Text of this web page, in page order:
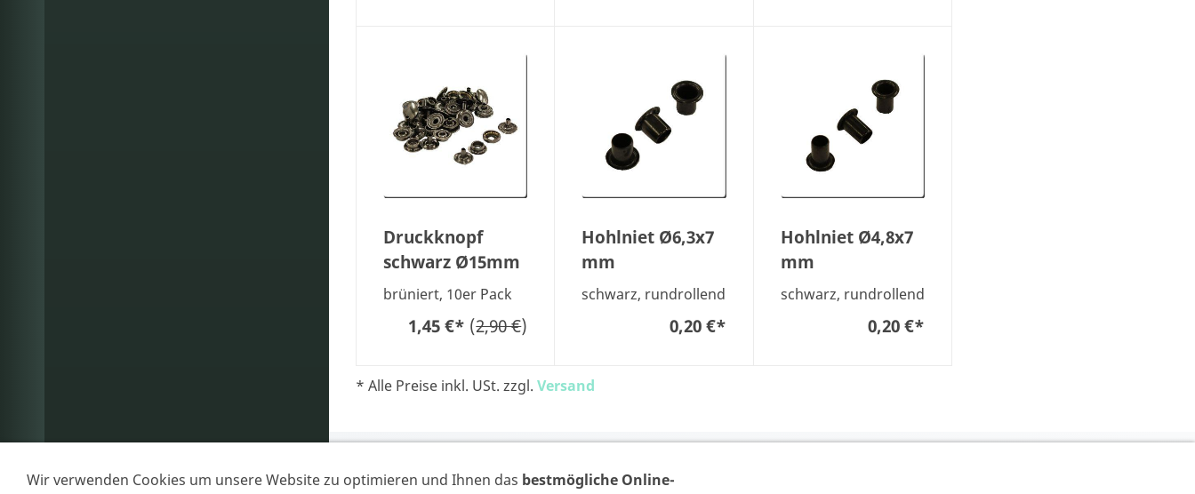
Druckknopf
schwarz Ø15mm
brüniert, 10er Pack
1,45 €* (2,90 €)
Hohlniet Ø6,3x7
mm
schwarz, rundrollend
0,20 €*
Hohlniet Ø4,8x7
mm
schwarz, rundrollend
0,20 €*
* Alle Preise inkl. USt. zzgl. Versand
Wir verwenden Cookies um unsere Website zu optimieren und Ihnen das bestmögliche Online-